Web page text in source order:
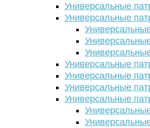
Универсальные
Универсальные
Универсальные
Универсальные
Универсальные
Универсальные